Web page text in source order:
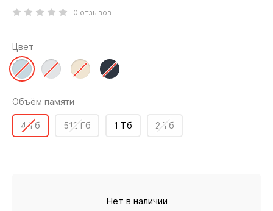
0 отзывов
Цвет
Объём памяти
4 Тб 1 Тб 2 Тб
512 Гб
Нет в наличии